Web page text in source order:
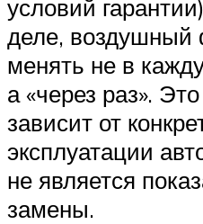
условий
деле, воздушный
менять не в
а «через раз».
зависит от
эксплуатации
не является
замены.